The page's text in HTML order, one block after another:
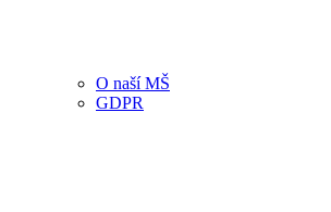
O naší MŠ
GDPR